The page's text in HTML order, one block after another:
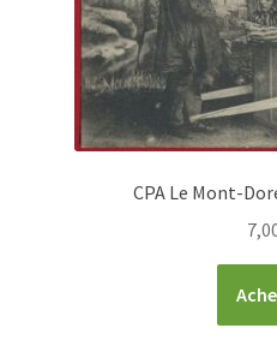
CPA Le Mont-